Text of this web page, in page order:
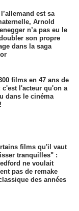
est sa
Arnold
n’a pas eu le
son propre
dans la saga
films en 47 ans de
c'est l'acteur qu'on a
dans le cinéma
films qu'il vaut
tranquilles" :
ne voulait
pas de remake
des années